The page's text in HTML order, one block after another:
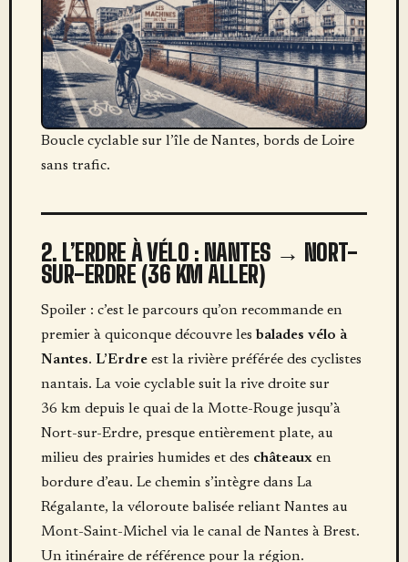
Boucle cyclable sur l’île de Nantes, bords de Loire
sans trafic.
2. L’ERDRE À VÉLO : NANTES → NORT-
SUR-ERDRE (36 KM ALLER)
Spoiler : c’est le parcours qu’on recommande en
premier à quiconque découvre les balades vélo à
Nantes. L’Erdreest la rivière préférée des cyclistes
nantais. La voie cyclable suit la rive droite sur
36 km depuis le quai de la Motte-Rouge jusqu’à
Nort-sur-Erdre, presque entièrement plate, au
milieu des prairies humides et des châteauxen
bordure d’eau. Le chemin s’intègre dans La
Régalante, la véloroute balisée reliant Nantes au
Mont-Saint-Michel via le canal de Nantes à Brest.
Un itinéraire de référence pour la région.